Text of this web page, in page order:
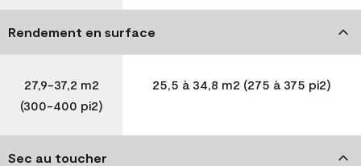
Rendement en surface
27,9-37,2 m2
(300-400 pi2)
25,5 à 34,8 m2 (275 à 375 pi2)
Sec au toucher